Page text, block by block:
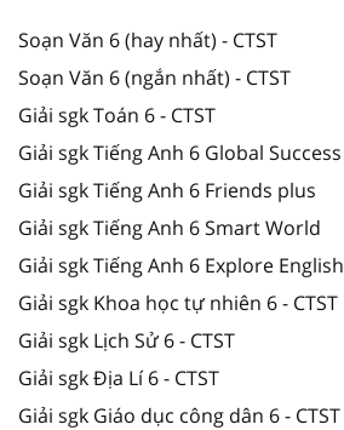
Soạn Văn 6 (hay nhất) - CTST
Soạn Văn 6 (ngắn nhất) - CTST
Giải sgk Toán 6 - CTST
Giải sgk Tiếng Anh 6 Global Success
Giải sgk Tiếng Anh 6 Friends plus
Giải sgk Tiếng Anh 6 Smart World
Giải sgk Tiếng Anh 6 Explore English
Giải sgk Khoa học tự nhiên 6 - CTST
Giải sgk Lịch Sử 6 - CTST
Giải sgk Địa Lí 6 - CTST
Giải sgk Giáo dục công dân 6 - CTST